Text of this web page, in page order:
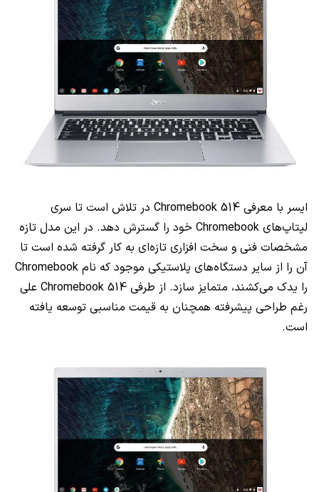
ایسر با معرفی Chromebook 514 در تلاش است تا سری
لپتاپ‌های Chromebook خود را گسترش دهد. در این مدل تازه
مشخصات فنی و سخت افزاری تازه‌ای به کار گرفته شده است تا
آن را از سایر دستگاه‌های پلاستیکی موجود که نام Chromebook
را یدک می‌کشند، متمایز سازد. از طرفی Chromebook 514 علی
رغم طراحی پیشرفته همچنان به قیمت مناسبی توسعه یافته
است.